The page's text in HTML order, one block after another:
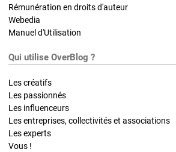
Rémunération en droits d'auteur
Webedia
Manuel d'Utilisation
Qui utilise OverBlog ?
Les créatifs
Les passionnés
Les influenceurs
Les entreprises, collectivités et associations
Les experts
Vous !